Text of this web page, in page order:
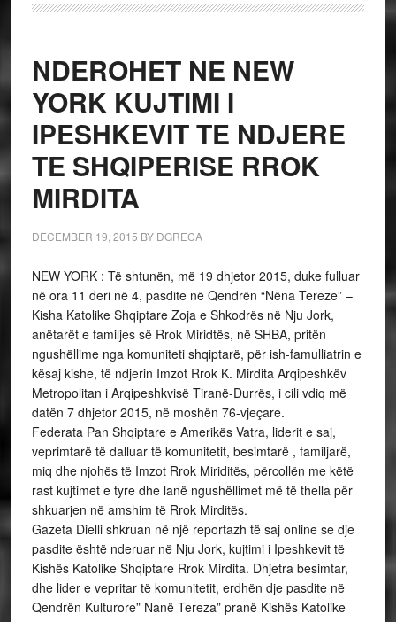
NDEROHET NE NEW
YORK KUJTIMI I
IPESHKEVIT TE NDJERE
TE SHQIPERISE RROK
MIRDITA
DECEMBER 19, 2015 BY DGRECA
NEW YORK : Të shtunën, më 19 dhjetor 2015, duke fulluar
në ora 11 deri në 4, pasdite në Qendrën “Nëna Tereze” –
Kisha Katolike Shqiptare Zoja e Shkodrës në Nju Jork,
anëtarët e familjes së Rrok Miridtës, në SHBA, pritën
ngushëllime nga komuniteti shqiptarë, për ish-famulliatrin e
kësaj kishe, të ndjerin Imzot Rrok K. Mirdita Arqipeshkëv
Metropolitan i Arqipeshkvisë Tiranë-Durrës, i cili vdiq më
datën 7 dhjetor 2015, në moshën 76-vjeçare.
Federata Pan Shqiptare e Amerikës Vatra, liderit e saj,
veprimtarë të dalluar të komunitetit, besimtarë , familjarë,
miq dhe njohës të Imzot Rrok Miriditës, përcollën me këtë
rast kujtimet e tyre dhe lanë ngushëllimet më të thella për
shkuarjen në amshim të Rrok Mirditës.
Gazeta Dielli shkruan në një reportazh të saj online se dje
pasdite është nderuar në Nju Jork, kujtimi i Ipeshkevit të
Kishës Katolike Shqiptare Rrok Mirdita. Dhjetra besimtar,
dhe lider e vepritar të komunitetit, erdhën dje pasdite në
Qendrën Kulturore” Nanë Tereza” pranë Kishës Katolike